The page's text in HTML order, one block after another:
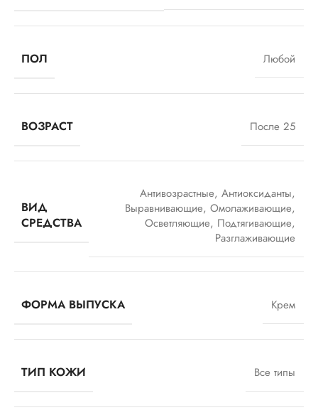
ПОЛ Любой
ВОЗРАСТ После 25
ВИД
СРЕДСТВА
Антивозрастные, Антиоксиданты,
Выравнивающие, Омолаживающие,
Осветляющие, Подтягивающие,
Разглаживающие
ФОРМА ВЫПУСКА Крем
ТИП КОЖИ Все типы